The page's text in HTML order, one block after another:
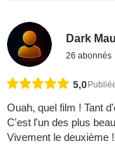
Dark
26 abonnés
5,0
Ouah, quel film ! Tant
C'est l'un des plus
Vivement le deuxième !